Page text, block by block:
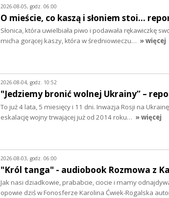
2026-08-05, godz. 06:00
O mieście, co kaszą i słoniem stoi...
Słonica, która uwielbiała piwo i podawała rękawiczkę
micha gorącej kaszy, która w średniowieczu… » więcej
2026-08-04, godz. 10:52
"Jedziemy bronić wolnej Ukrainy” –
To już 4 lata, 5 miesięcy i 11 dni. Inwazja Rosji na
eskalację wojny trwającej już od 2014 roku… » więcej
2026-08-03, godz. 06:00
"Król tanga" - audiobook Rozmowa z
Jak nasi dziadkowie, prababcie, ciocie i mamy
opowie dziś w Fonosferze Karolina Ćwiek-Rogalska